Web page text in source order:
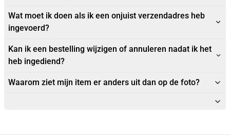
Wat moet ik doen als ik een onjuist verzendadres heb
ingevoerd?
Kan ik een bestelling wijzigen of annuleren nadat ik het
heb ingediend?
Waarom ziet mijn item er anders uit dan op de foto?